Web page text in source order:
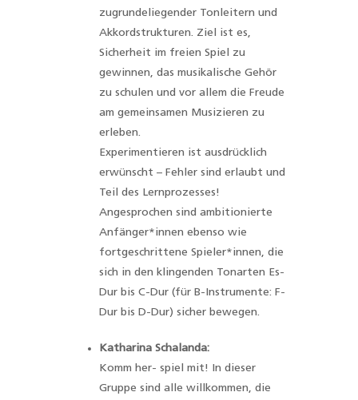
zugrundeliegender Tonleitern und
Akkordstrukturen. Ziel ist es,
Sicherheit im freien Spiel zu
gewinnen, das musikalische Gehör
zu schulen und vor allem die Freude
am gemeinsamen Musizieren zu
erleben.
Experimentieren ist ausdrücklich
erwünscht – Fehler sind erlaubt und
Teil des Lernprozesses!
Angesprochen sind ambitionierte
Anfänger*innen ebenso wie
fortgeschrittene Spieler*innen, die
sich in den klingenden Tonarten Es-
Dur bis C-Dur (für B-Instrumente: F-
Dur bis D-Dur) sicher bewegen.
Katharina Schalanda:
Komm her- spiel mit! In dieser
Gruppe sind alle willkommen, die